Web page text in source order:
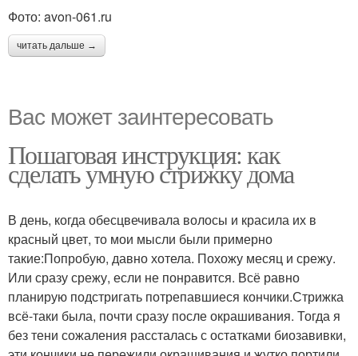
Фото: avon-061.ru
читать дальше →
Вас может заинтересовать
Пошаговая инструкция: как
сделать умную стрижку дома
В день, когда обесцвечивала волосы и красила их в
красный цвет, то мои мысли были примерно
такие:Попробую, давно хотела. Похожу месяц и срежу.
Или сразу срежу, если не понравится. Всё равно
планирую подстригать потрепавшиеся кончики.Стрижка
всё-таки была, почти сразу после окрашивания. Тогда я
без тени сожаления рассталась с остатками биозавивки,